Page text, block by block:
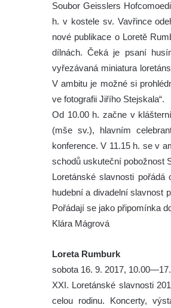
Soubor Geisslers
h. v kostele sv. Vavřince
nové publikace o Loretě
dílnách. Čeká je psaní
vyřezávaná miniatura
V ambitu je možné si
ve fotografii Jiřího Stejskala“.
Od 10.00 h. začne v
(mše sv.), hlavním
konference. V 11.15 h. se v
schodů uskuteční pobožnost
Loretánské slavnosti
hudební a divadelní slavnost
Pořádají se jako připomínka
Klára Mágrová
Loreta Rumburk
sobota 16. 9. 2017,
XXI. Loretánské slavnosti
celou rodinu. Koncerty,